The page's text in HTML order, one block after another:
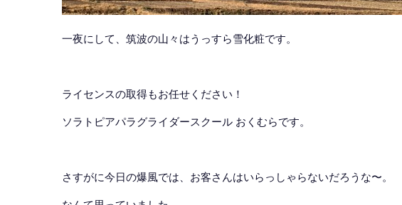
一夜にして、筑波の山々はうっすら雪化粧です。
ライセンスの取得もお任せください！
ソラトピアパラグライダースクール おくむらです。
さすがに今日の爆風では、お客さんはいらっしゃらないだろうな〜。